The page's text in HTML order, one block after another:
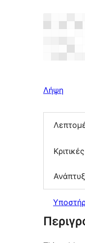
Λήψη
Κριτικές